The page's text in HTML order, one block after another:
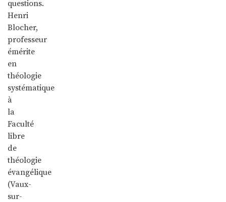
questions.
Henri
Blocher,
professeur
émérite
en
théologie
systématique
à
la
Faculté
libre
de
théologie
évangélique
(Vaux-
sur-